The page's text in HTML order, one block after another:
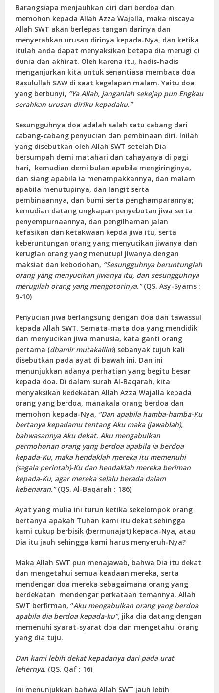
Barangsiapa menjauhkan diri dari berdoa dan
memohon kepada Allah Azza Wajalla, maka niscaya
Allah SWT akan berlepas tangan darinya dan
menyerahkan urusan dirinya kepada-Nya, dan ketika
itulah anda dapat menyaksikan betapa dia merugi di
dunia dan akhirat. Oleh karena itu, hadis-hadis
menganjurkan kita untuk senantiasa membaca doa
Rasulullah SAW di saat kegelapan malam. Yaitu doa
yang berbunyi, “Ya Allah, janganlah sekejap pun Engkau
serahkan urusan diriku kepadaku.”
Sesungguhnya doa adalah salah satu cabang dari
cabang-cabang penyucian dan pembinaan diri. Inilah
yang disebutkan oleh Allah SWT setelah Dia
bersumpah demi matahari dan cahayanya di pagi
hari, kemudian demi bulan apabila mengiringinya,
dan siang apabila ia menampakkannya, dan malam
apabila menutupinya, dan langit serta
pembinaannya, dan bumi serta penghamparannya;
kemudian datang ungkapan penyebutan jiwa serta
penyempurnaannya, dan pengilhaman jalan
kefasikan dan ketakwaan kepda jiwa itu, serta
keberuntungan orang yang menyucikan jiwanya dan
kerugian orang yang menutupi jiwanya dengan
maksiat dan kebodohan, “Sesungguhnya beruntunglah
orang yang menyucikan jiwanya itu, dan sesungguhnya
merugilah orang yang mengotorinya.”(QS. Asy-Syams :
9-10)
Penyucian jiwa berlangsung dengan doa dan tawassul
kepada Allah SWT. Semata-mata doa yang mendidik
dan menyucikan jiwa manusia, kata ganti orang
pertama (dhamir mutakallim) sebanyak tujuh kali
disebutkan pada ayat di bawah ini. Dan ini
menunjukkan adanya perhatian yang begitu besar
kepada doa. Di dalam surah Al-Baqarah, kita
menyaksikan kedekatan Allah Azza Wajalla kepada
orang yang berdoa, manakala orang berdoa dan
memohon kepada-Nya, “Dan apabila hamba-hamba-Ku
bertanya kepadamu tentang Aku maka (jawablah),
bahwasannya Aku dekat. Aku mengabulkan
permohonan orang yang berdoa apabila ia berdoa
kepada-Ku, maka hendaklah mereka itu memenuhi
(segala perintah)-Ku dan hendaklah mereka beriman
kepada-Ku, agar mereka selalu berada dalam
kebenaran.”(QS. Al-Baqarah : 186)
Ayat yang mulia ini turun ketika sekelompok orang
bertanya apakah Tuhan kami itu dekat sehingga
kami cukup berbisik (bermunajat) kepada-Nya, atau
Dia itu jauh sehingga kami harus menyeruh-Nya?
Maka Allah SWT pun menajawab, bahwa Dia itu dekat
dan mengetahui semua keadaan mereka, serta
mendengar doa mereka sebagaimana orang yang
berdekatan mendengar perkataan temannya. Allah
SWT berfirman, “Aku mengabulkan orang yang berdoa
apabila dia berdoa kepada-ku”, jika dia datang dengan
memenuhi syarat-syarat doa dan mengetahui orang
yang dia tuju.
Dan kami lebih dekat kepadanya dari pada urat
lehernya. (QS. Qaf : 16)
Ini menunjukkan bahwa Allah SWT jauh lebih